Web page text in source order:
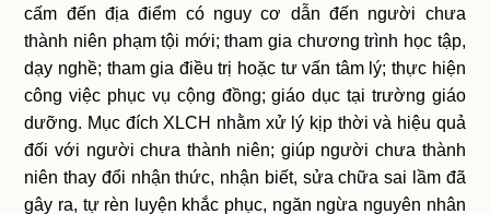
cấm đến địa điểm có nguy cơ dẫn đến người chưa
thành niên phạm tội mới; tham gia chương trình học tập,
dạy nghề; tham gia điều trị hoặc tư vấn tâm lý; thực hiện
công việc phục vụ cộng đồng; giáo dục tại trường giáo
dưỡng. Mục đích XLCH nhằm xử lý kịp thời và hiệu quả
đối với người chưa thành niên; giúp người chưa thành
niên thay đổi nhận thức, nhận biết, sửa chữa sai lầm đã
gây ra, tự rèn luyện khắc phục, ngăn ngừa nguyên nhân